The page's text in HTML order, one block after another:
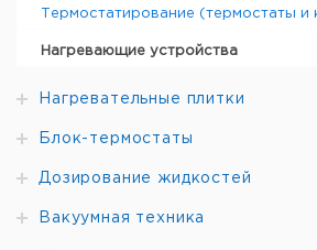
Термостатирование (термостаты и
Нагревающие устройства
Нагревательные плитки
Блок-термостаты
Дозирование жидкостей
Вакуумная техника